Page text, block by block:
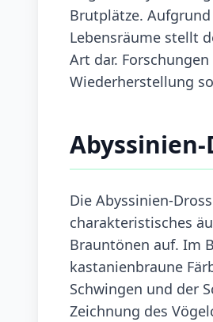
Brutplätze.
Lebensräume stellt
Art dar.
Wiederherstellung
Die Abyssinien-
charakteristisches
Brauntönen auf. Im
kastanienbraune
Schwingen und der
Zeichnung des